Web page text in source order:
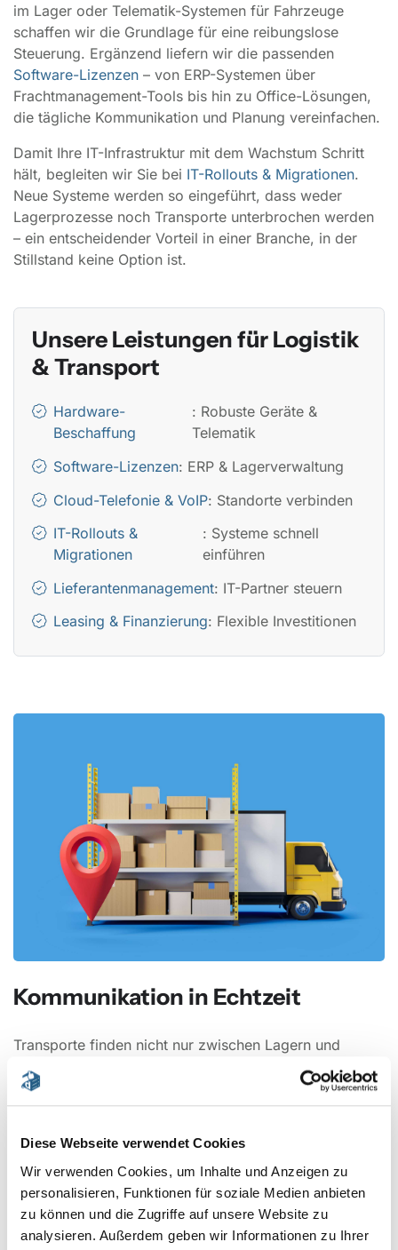
Diese Webseite verwendet Cookies
Wir verwenden Cookies, um Inhalte und Anzeigen zu
personalisieren, Funktionen für soziale Medien anbieten
zu können und die Zugriffe auf unsere Website zu
analysieren. Außerdem geben wir Informationen zu Ihrer
im Lager oder Telematik-Systemen für Fahrzeuge
schaffen wir die Grundlage für eine reibungslose
Steuerung. Ergänzend liefern wir die passenden
Software-Lizenzen – von ERP-Systemen über
Frachtmanagement-Tools bis hin zu Office-Lösungen,
die tägliche Kommunikation und Planung vereinfachen.
Damit Ihre IT-Infrastruktur mit dem Wachstum Schritt
hält, begleiten wir Sie bei IT-Rollouts & Migrationen.
Neue Systeme werden so eingeführt, dass weder
Lagerprozesse noch Transporte unterbrochen werden
– ein entscheidender Vorteil in einer Branche, in der
Stillstand keine Option ist.
Unsere Leistungen für Logistik
& Transport
Hardware-
Beschaffung
: Robuste Geräte &
Telematik
Software-Lizenzen: ERP & Lagerverwaltung
Cloud-Telefonie & VoIP: Standorte verbinden
IT-Rollouts &
Migrationen
: Systeme schnell
einführen
Lieferantenmanagement: IT-Partner steuern
Leasing & Finanzierung: Flexible Investitionen
Kommunikation in Echtzeit
Transporte finden nicht nur zwischen Lagern und
Kunden statt, sondern auch über Ländergrenzen
hinweg. Unterschiedliche Zeitzonen, Sprachen und
gesetzliche Anforderungen machen die Kommunikation
minutengenaue Status-Updates.
MitCloud-Telefonie & VoIP bleiben Ihre Teams weltweit
verbunden. Fahrer können direkt aus der
Fahrzeugflotte heraus mit Disposition und Kunden